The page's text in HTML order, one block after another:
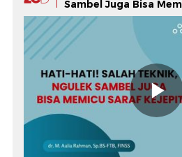
Sambel Juga Bisa